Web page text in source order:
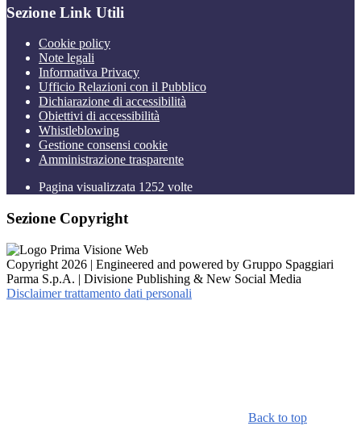
Sezione Link Utili
Cookie policy
Note legali
Informativa Privacy
Ufficio Relazioni con il Pubblico
Dichiarazione di accessibilità
Obiettivi di accessibilità
Whistleblowing
Gestione consensi cookie
Amministrazione trasparente
Pagina visualizzata 1252 volte
Sezione Copyright
Copyright 2026 | Engineered and powered by Gruppo Spaggiari
Parma S.p.A. | Divisione Publishing & New Social Media
Disclaimer trattamento dati personali
Back to top